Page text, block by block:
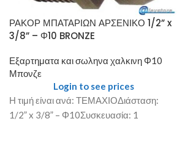
ΡΑΚΟΡ ΜΠΑΤΑΡΙΩΝ ΑΡΣΕΝΙΚΟ 1/2” x
3/8” – Φ10 BRONZE
Εξαρτηματα και σωληνα χαλκινη Φ10
Μπονζε
Login to see prices
Η τιμή είναι ανά: ΤΕΜΑΧΙΟΔιάσταση:
1/2” x 3/8” – Φ10Συσκευασία: 1